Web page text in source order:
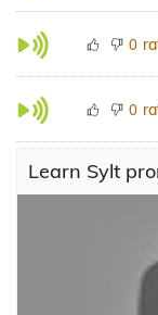
0
0
Learn Sylt